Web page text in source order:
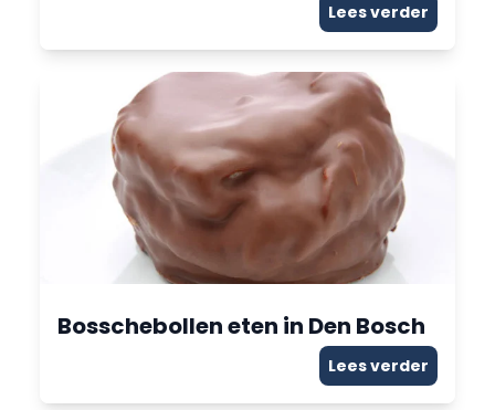
Lees verder
Bosschebollen eten in Den Bosch
Lees verder